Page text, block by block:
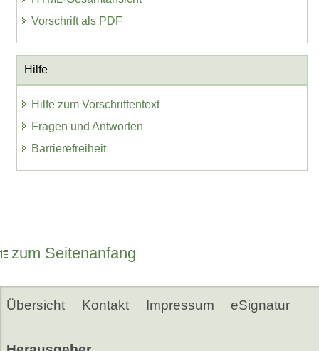
Vorschrift als PDF
Hilfe
Hilfe zum Vorschriftentext
Fragen und Antworten
Barrierefreiheit
zum Seitenanfang
Übersicht Kontakt Impressum eSignatur